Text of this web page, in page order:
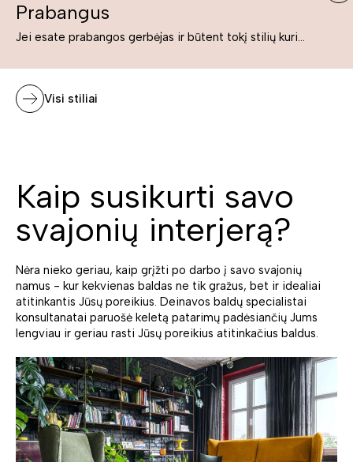
Prabangus
Jei esate prabangos gerbėjas ir būtent tokį stilių kuriate savo namuose ar biure, tuomet solidūs, prabangūs baldai nepriekaištingai įsilies į Jūsų kuriamą interjerą.
Visi stiliai
Kaip susikurti savo
svajonių interjerą?
Nėra nieko geriau, kaip grįžti po darbo į savo svajonių
namus - kur kekvienas baldas ne tik gražus, bet ir idealiai
atitinkantis Jūsų poreikius. Deinavos baldų specialistai
konsultanatai paruošė keletą patarimų padėsiančių Jums
lengviau ir geriau rasti Jūsų poreikius atitinkačius baldus.